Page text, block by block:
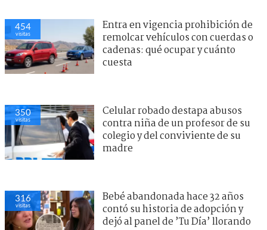
454
visitas
Entra en vigencia prohibición de
remolcar vehículos con cuerdas o
cadenas: qué ocupar y cuánto
cuesta
350
visitas
Celular robado destapa abusos
contra niña de un profesor de su
colegio y del conviviente de su
madre
316
visitas
Bebé abandonada hace 32 años
contó su historia de adopción y
dejó al panel de ’Tu Día’ llorando